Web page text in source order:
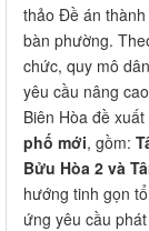
thảo Đề án
bàn phường.
chức, quy mô
yêu cầu nâng
Biên Hòa đề xuất
phố mới, gồm:
Bửu Hòa 2 và
hướng tinh gọn
ứng yêu cầu